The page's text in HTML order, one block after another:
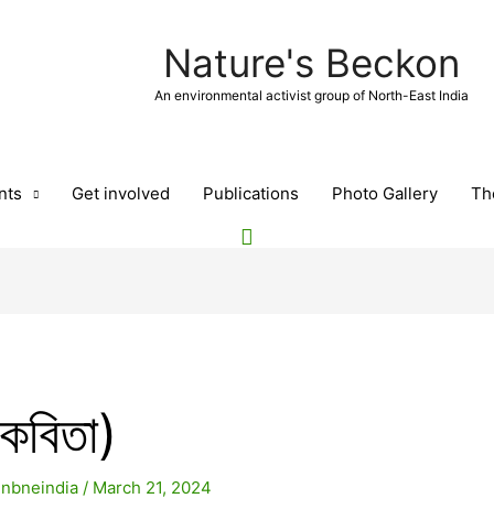
Nature's Beckon
An environmental activist group of North-East India
Get involved Publications Photo Gallery
nbneindia / March 21, 2024